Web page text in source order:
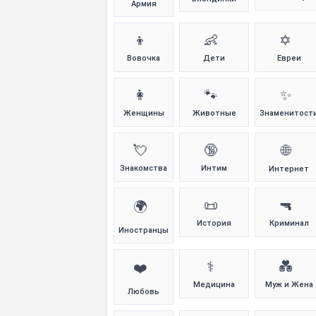
Армия
👦
Вовочка
👶
Дети
✡️
Евреи
👩
Женщины
🐾
Животные
✨
💘
Знакомства
🔞
Интим
🌐
Интернет
🌍
Иностранцы
📜
История
🔫
Криминал
❤️
Любовь
⚕️
Медицина
💑
Муж и Жена